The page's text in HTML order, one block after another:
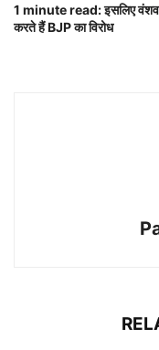
1 minute read: इसलिए
करते हैं BJP का विरोध